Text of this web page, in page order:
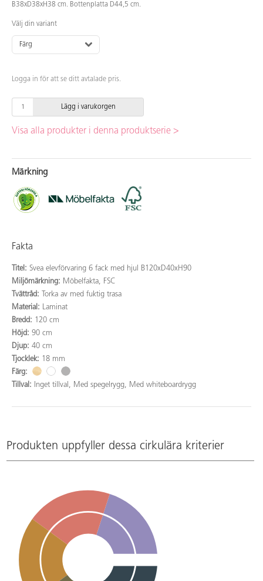
B38xD38xH38 cm. Bottenplatta D44,5 cm.
Välj din variant
Färg
Logga in för att se ditt avtalade pris.
Lägg i varukorgen
Visa alla produkter i denna produktserie >
Märkning
Fakta
Titel: Svea elevförvaring 6 fack med hjul B120xD40xH90
Miljömärkning: Möbelfakta, FSC
Tvättråd:
Torka av med fuktig trasa
Material: Laminat
Bredd: 120 cm
Höjd: 90 cm
Djup: 40 cm
Tjocklek: 18 mm
Färg:
Tillval:
Inget tillval, Med spegelrygg, Med whiteboardrygg
Produkten uppfyller dessa cirkulära kriterier